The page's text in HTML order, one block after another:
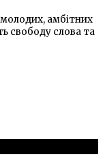
амбітних
свободу слова та